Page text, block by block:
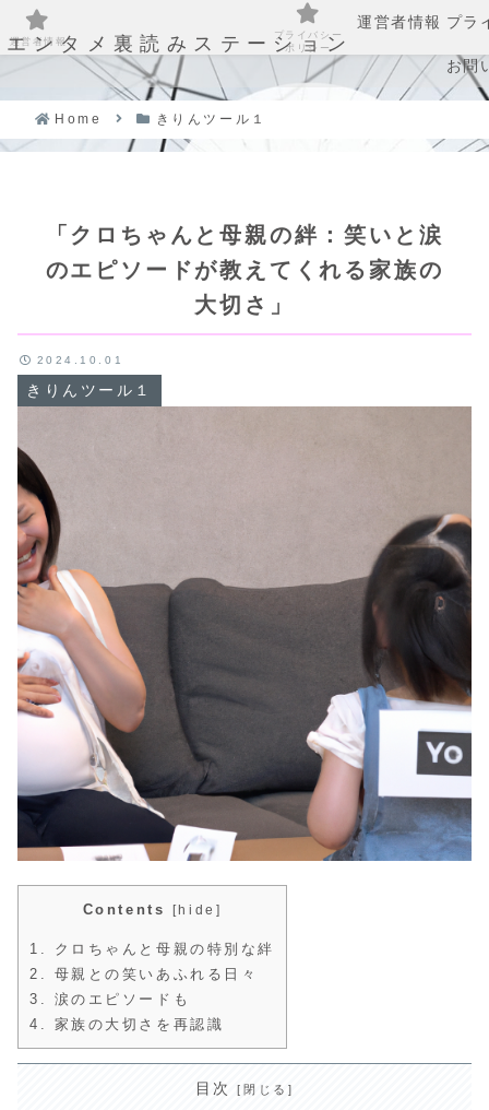
エンタメ裏読みステーション
運営者情報 プラ
お問
Home きりんツール１
「クロちゃんと母親の絆：笑いと涙
のエピソードが教えてくれる家族の
大切さ」
きりんツール１
2024.10.01
Contents [ hide ]
1.
クロちゃんと母親の特別な絆
2.
母親との笑いあふれる日々
3.
涙のエピソードも
4.
家族の大切さを再認識
目次
運営者情報
プライバシー
ポリシー